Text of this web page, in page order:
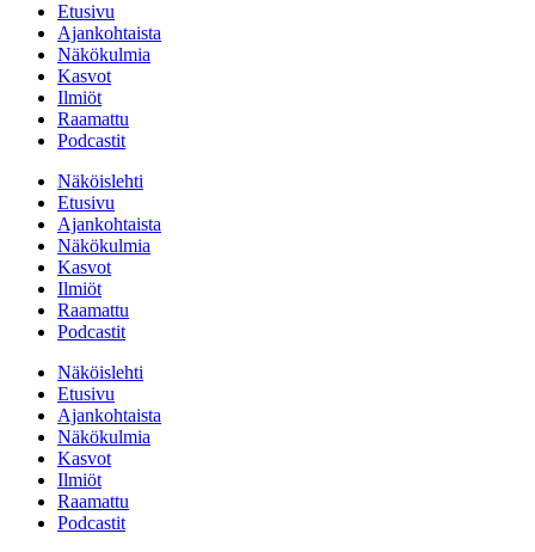
Etusivu
Ajankohtaista
Näkökulmia
Kasvot
Ilmiöt
Raamattu
Podcastit
Näköislehti
Etusivu
Ajankohtaista
Näkökulmia
Kasvot
Ilmiöt
Raamattu
Podcastit
Näköislehti
Etusivu
Ajankohtaista
Näkökulmia
Kasvot
Ilmiöt
Raamattu
Podcastit